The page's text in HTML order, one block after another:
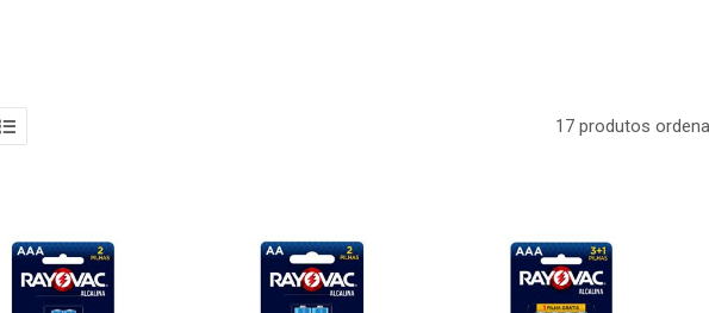
17 produtos